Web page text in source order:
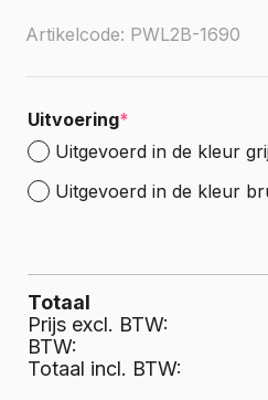
Artikelcode: PWL2B-1690
Uitvoering*
Uitgevoerd in de kleur
Uitgevoerd in de kleur
Totaal
Prijs excl. BTW:
BTW:
Totaal incl. BTW: